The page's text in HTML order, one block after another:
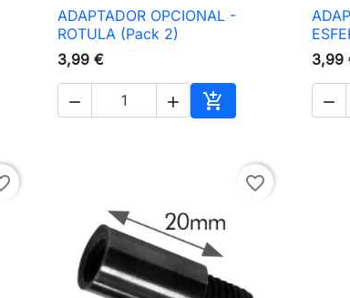
ao carrinho
 Vista rápida
ADAPTADOR OPCIONAL -
ROTULA (Pack 2)
3,99 €
  
Adicionar ao
3,99

favorite_border